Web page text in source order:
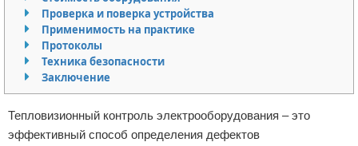
Начало бизнеса
Обзоры услуг
Самосовершенствование
Деловое общение
Отказ от ответственности
Проверка и поверка устройства
Применимость на практике
Протоколы
Техника безопасности
Заключение
Тепловизионный контроль электрооборудования – это
эффективный способ определения дефектов